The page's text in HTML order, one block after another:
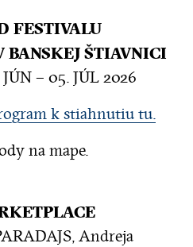
FESTIVALU
BANSKEJ ŠTIAVNICI
– 05. JÚL 2026
k stiahnutiu tu.
na mape.
Andreja